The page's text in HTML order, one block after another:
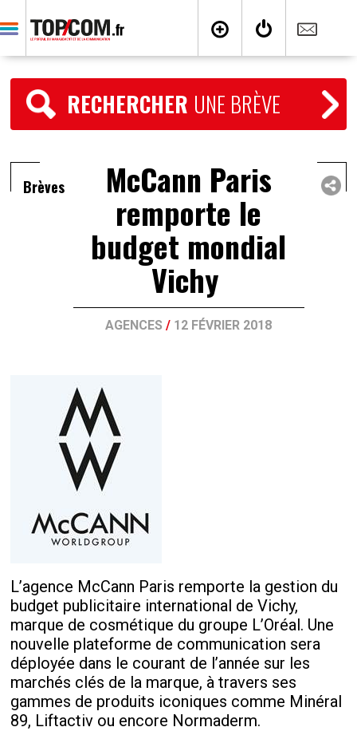
RECHERCHER UNE BRÈVE
Brèves McCann Paris
remporte le
budget mondial
Vichy
AGENCES / 12 FÉVRIER 2018
L’agence McCann Paris remporte la gestion du
budget publicitaire international de Vichy,
marque de cosmétique du groupe L’Oréal. Une
nouvelle plateforme de communication sera
déployée dans le courant de l’année sur les
marchés clés de la marque, à travers ses
gammes de produits iconiques comme Minéral
89, Liftactiv ou encore Normaderm.